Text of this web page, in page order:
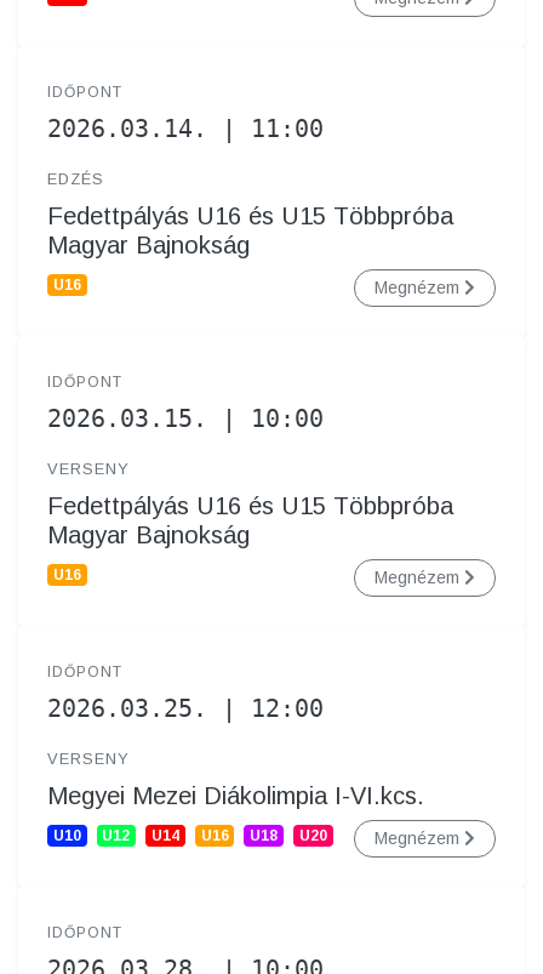
IDŐPONT
2026.03.14. | 11:00
EDZÉS
Fedettpályás U16 és U15 Többpróba
Magyar Bajnokság
U16 Megnézem
IDŐPONT
2026.03.15. | 10:00
VERSENY
Fedettpályás U16 és U15 Többpróba
Magyar Bajnokság
U16 Megnézem
IDŐPONT
2026.03.25. | 12:00
VERSENY
Megyei Mezei Diákolimpia I-VI.kcs.
U10 U12 U14 U16 U18 U20 Megnézem
IDŐPONT